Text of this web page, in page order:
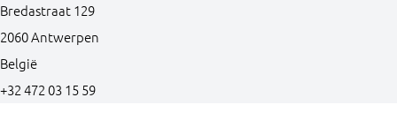
Bredastraat129
2060Antwerpen
België
+32 472 03 15 59